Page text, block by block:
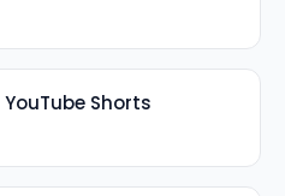
sauvegarde YouTube
ou branding
Shorts
Shorts dans leur